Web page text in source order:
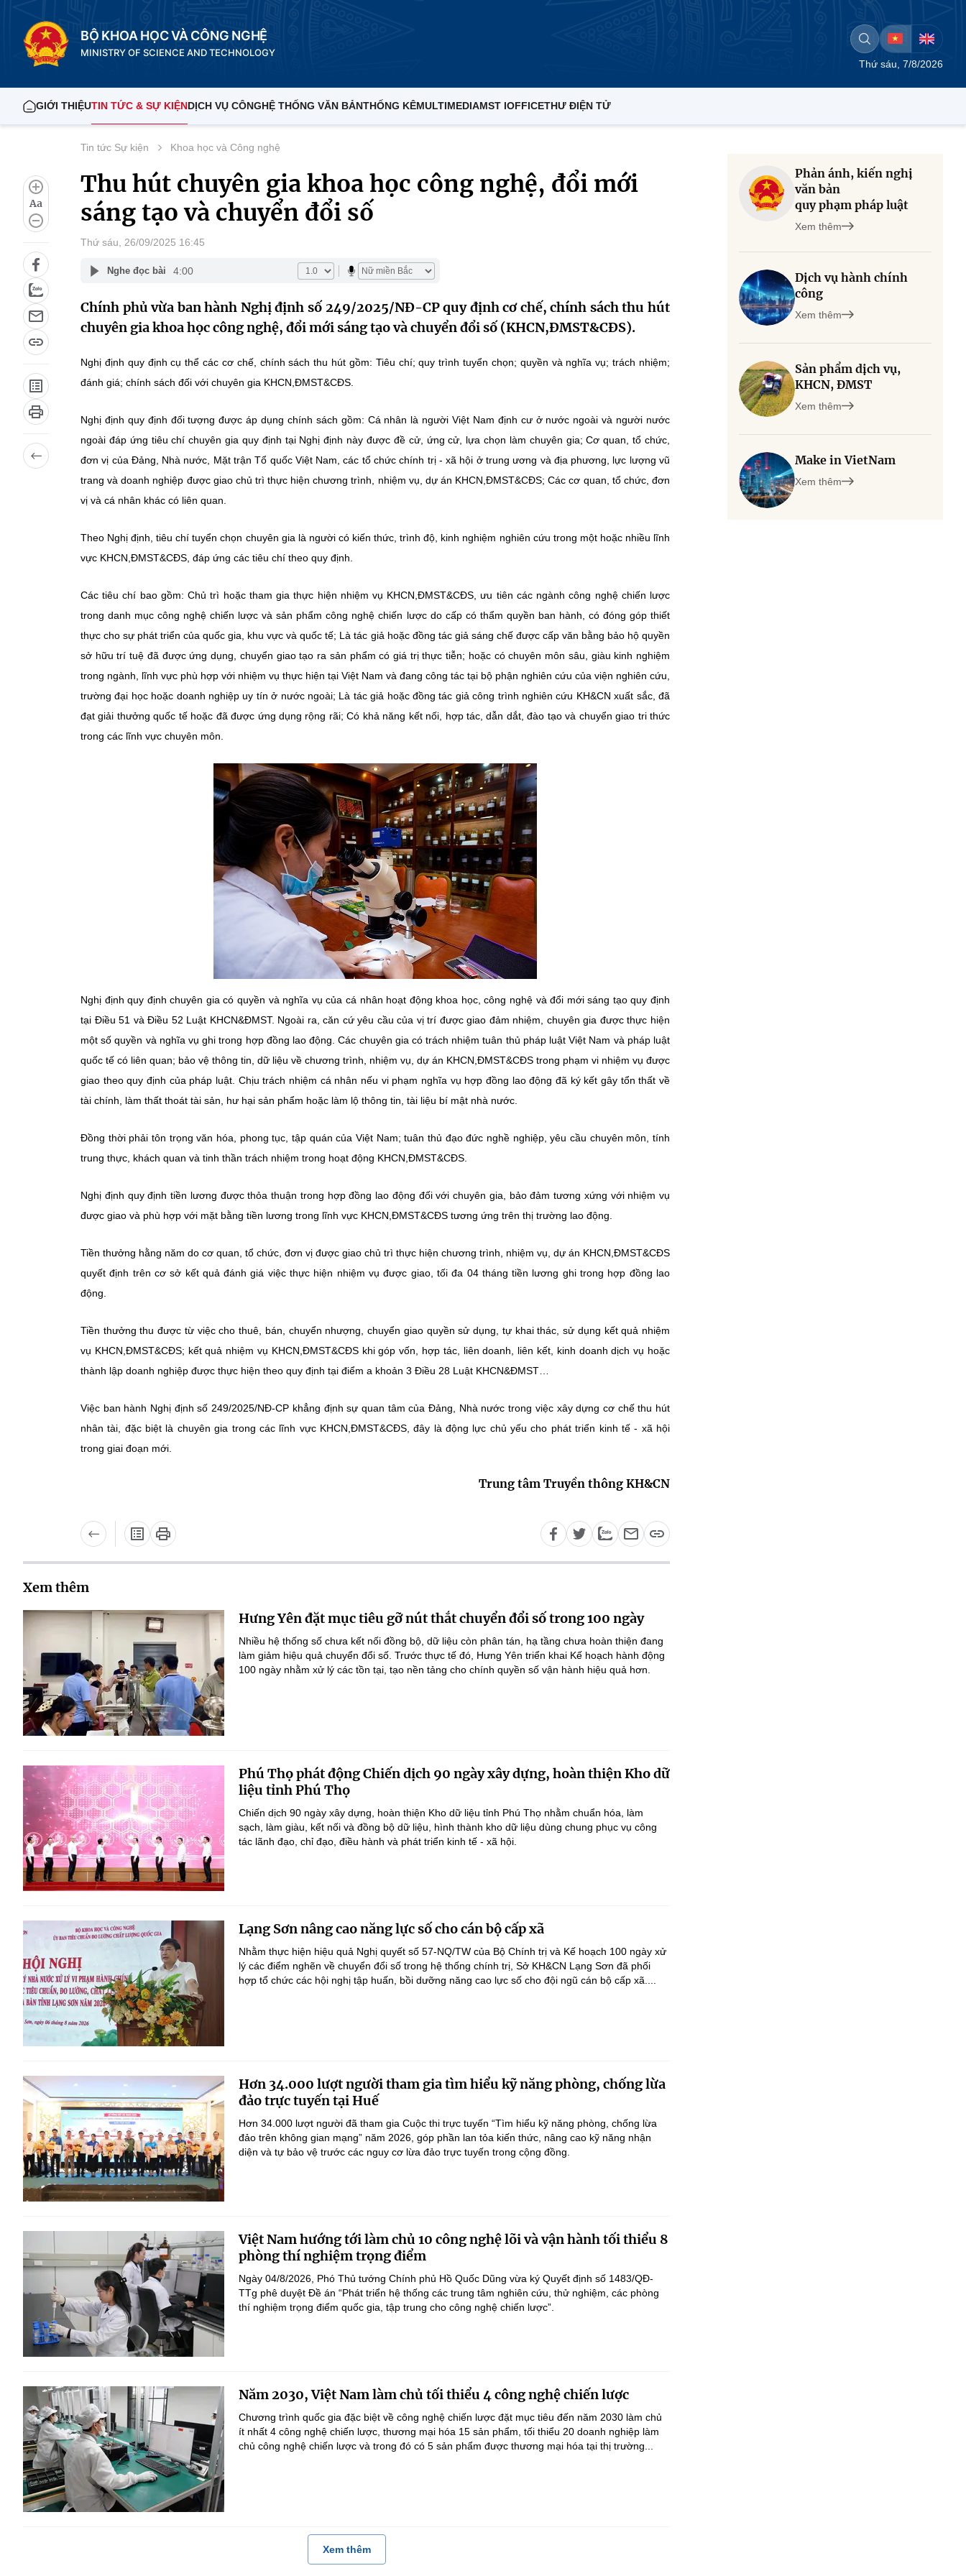
BỘ KHOA HỌC VÀ CÔNG NGHỆ
MINISTRY OF SCIENCE AND TECHNOLOGY
Thứ sáu, 7/8/2026
GIỚI THIỆUTIN TỨC & SỰ KIỆNDỊCH VỤ CÔNGHỆ THỐNG VĂN BẢNTHỐNG KÊMULTIMEDIAMST IOFFICETHƯ ĐIỆN TỬ
Aa
Tin tức Sự kiện Khoa học và Công nghệ
Thu hút chuyên gia khoa học công nghệ, đổi mới
sáng tạo và chuyển đổi số
Thứ sáu, 26/09/2025 16:45
Nghe đọc bài 4:00
Chính phủ vừa ban hành Nghị định số 249/2025/NĐ-CP quy định cơ chế, chính sách thu hút
chuyên gia khoa học công nghệ, đổi mới sáng tạo và chuyển đổi số (KHCN,ĐMST&CĐS).
Nghị định quy định cụ thể các cơ chế, chính sách thu hút gồm: Tiêu chí; quy trình tuyển chọn; quyền và nghĩa vụ; trách nhiệm;
đánh giá; chính sách đối với chuyên gia KHCN,ĐMST&CĐS.
Nghị định quy định đối tượng được áp dụng chính sách gồm: Cá nhân là người Việt Nam định cư ở nước ngoài và người nước
ngoài đáp ứng tiêu chí chuyên gia quy định tại Nghị định này được đề cử, ứng cử, lựa chọn làm chuyên gia; Cơ quan, tổ chức,
đơn vị của Đảng, Nhà nước, Mặt trận Tổ quốc Việt Nam, các tổ chức chính trị - xã hội ở trung ương và địa phương, lực lượng vũ
trang và doanh nghiệp được giao chủ trì thực hiện chương trình, nhiệm vụ, dự án KHCN,ĐMST&CĐS; Các cơ quan, tổ chức, đơn
vị và cá nhân khác có liên quan.
Theo Nghị định, tiêu chí tuyển chọn chuyên gia là người có kiến thức, trình độ, kinh nghiệm nghiên cứu trong một hoặc nhiều lĩnh
vực KHCN,ĐMST&CĐS, đáp ứng các tiêu chí theo quy định.
Các tiêu chí bao gồm: Chủ trì hoặc tham gia thực hiện nhiệm vụ KHCN,ĐMST&CĐS, ưu tiên các ngành công nghệ chiến lược
trong danh mục công nghệ chiến lược và sản phẩm công nghệ chiến lược do cấp có thẩm quyền ban hành, có đóng góp thiết
thực cho sự phát triển của quốc gia, khu vực và quốc tế; Là tác giả hoặc đồng tác giả sáng chế được cấp văn bằng bảo hộ quyền
sở hữu trí tuệ đã được ứng dụng, chuyển giao tạo ra sản phẩm có giá trị thực tiễn; hoặc có chuyên môn sâu, giàu kinh nghiệm
trong ngành, lĩnh vực phù hợp với nhiệm vụ thực hiện tại Việt Nam và đang công tác tại bộ phận nghiên cứu của viện nghiên cứu,
trường đại học hoặc doanh nghiệp uy tín ở nước ngoài; Là tác giả hoặc đồng tác giả công trình nghiên cứu KH&CN xuất sắc, đã
đạt giải thưởng quốc tế hoặc đã được ứng dụng rộng rãi; Có khả năng kết nối, hợp tác, dẫn dắt, đào tạo và chuyển giao tri thức
trong các lĩnh vực chuyên môn.
Nghị định quy định chuyên gia có quyền và nghĩa vụ của cá nhân hoạt động khoa học, công nghệ và đổi mới sáng tạo quy định
tại Điều 51 và Điều 52 Luật KHCN&ĐMST. Ngoài ra, căn cứ yêu cầu của vị trí được giao đảm nhiệm, chuyên gia được thực hiện
một số quyền và nghĩa vụ ghi trong hợp đồng lao động. Các chuyên gia có trách nhiệm tuân thủ pháp luật Việt Nam và pháp luật
quốc tế có liên quan; bảo vệ thông tin, dữ liệu về chương trình, nhiệm vụ, dự án KHCN,ĐMST&CĐS trong phạm vi nhiệm vụ được
giao theo quy định của pháp luật. Chịu trách nhiệm cá nhân nếu vi phạm nghĩa vụ hợp đồng lao động đã ký kết gây tổn thất về
tài chính, làm thất thoát tài sản, hư hại sản phẩm hoặc làm lộ thông tin, tài liệu bí mật nhà nước.
Đồng thời phải tôn trọng văn hóa, phong tục, tập quán của Việt Nam; tuân thủ đạo đức nghề nghiệp, yêu cầu chuyên môn, tính
trung thực, khách quan và tinh thần trách nhiệm trong hoạt động KHCN,ĐMST&CĐS.
Nghị định quy định tiền lương được thỏa thuận trong hợp đồng lao động đối với chuyên gia, bảo đảm tương xứng với nhiệm vụ
được giao và phù hợp với mặt bằng tiền lương trong lĩnh vực KHCN,ĐMST&CĐS tương ứng trên thị trường lao động.
Tiền thưởng hằng năm do cơ quan, tổ chức, đơn vị được giao chủ trì thực hiện chương trình, nhiệm vụ, dự án KHCN,ĐMST&CĐS
quyết định trên cơ sở kết quả đánh giá việc thực hiện nhiệm vụ được giao, tối đa 04 tháng tiền lương ghi trong hợp đồng lao
động.
Tiền thưởng thu được từ việc cho thuê, bán, chuyển nhượng, chuyển giao quyền sử dụng, tự khai thác, sử dụng kết quả nhiệm
vụ KHCN,ĐMST&CĐS; kết quả nhiệm vụ KHCN,ĐMST&CĐS khi góp vốn, hợp tác, liên doanh, liên kết, kinh doanh dịch vụ hoặc
thành lập doanh nghiệp được thực hiện theo quy định tại điểm a khoản 3 Điều 28 Luật KHCN&ĐMST…
Việc ban hành Nghị định số 249/2025/NĐ-CP khẳng định sự quan tâm của Đảng, Nhà nước trong việc xây dựng cơ chế thu hút
nhân tài, đặc biệt là chuyên gia trong các lĩnh vực KHCN,ĐMST&CĐS, đây là động lực chủ yếu cho phát triển kinh tế - xã hội
trong giai đoạn mới.
Trung tâm Truyền thông KH&CN
Xem thêm
Hưng Yên đặt mục tiêu gỡ nút thắt chuyển đổi số trong 100 ngày
Nhiều hệ thống số chưa kết nối đồng bộ, dữ liệu còn phân tán, hạ tầng chưa hoàn thiện đang
làm giảm hiệu quả chuyển đổi số. Trước thực tế đó, Hưng Yên triển khai Kế hoạch hành động
100 ngày nhằm xử lý các tồn tại, tạo nền tảng cho chính quyền số vận hành hiệu quả hơn.
Phú Thọ phát động Chiến dịch 90 ngày xây dựng, hoàn thiện Kho dữ
liệu tỉnh Phú Thọ
Chiến dịch 90 ngày xây dựng, hoàn thiện Kho dữ liệu tỉnh Phú Thọ nhằm chuẩn hóa, làm
sạch, làm giàu, kết nối và đồng bộ dữ liệu, hình thành kho dữ liệu dùng chung phục vụ công
tác lãnh đạo, chỉ đạo, điều hành và phát triển kinh tế - xã hội.
Lạng Sơn nâng cao năng lực số cho cán bộ cấp xã
Nhằm thực hiện hiệu quả Nghị quyết số 57-NQ/TW của Bộ Chính trị và Kế hoạch 100 ngày xử
lý các điểm nghẽn về chuyển đổi số trong hệ thống chính trị, Sở KH&CN Lạng Sơn đã phối
hợp tổ chức các hội nghị tập huấn, bồi dưỡng năng cao lực số cho đội ngũ cán bộ cấp xã....
Hơn 34.000 lượt người tham gia tìm hiểu kỹ năng phòng, chống lừa
đảo trực tuyến tại Huế
Hơn 34.000 lượt người đã tham gia Cuộc thi trực tuyến “Tìm hiểu kỹ năng phòng, chống lừa
đảo trên không gian mạng” năm 2026, góp phần lan tỏa kiến thức, nâng cao kỹ năng nhận
diện và tự bảo vệ trước các nguy cơ lừa đảo trực tuyến trong cộng đồng.
Việt Nam hướng tới làm chủ 10 công nghệ lõi và vận hành tối thiểu 8
phòng thí nghiệm trọng điểm
Ngày 04/8/2026, Phó Thủ tướng Chính phủ Hồ Quốc Dũng vừa ký Quyết định số 1483/QĐ-
TTg phê duyệt Đề án “Phát triển hệ thống các trung tâm nghiên cứu, thử nghiệm, các phòng
thí nghiệm trọng điểm quốc gia, tập trung cho công nghệ chiến lược”.
Năm 2030, Việt Nam làm chủ tối thiểu 4 công nghệ chiến lược
Chương trình quốc gia đặc biệt về công nghệ chiến lược đặt mục tiêu đến năm 2030 làm chủ
ít nhất 4 công nghệ chiến lược, thương mại hóa 15 sản phẩm, tối thiểu 20 doanh nghiệp làm
chủ công nghệ chiến lược và trong đó có 5 sản phẩm được thương mại hóa tại thị trường...
Xem thêm
Phản ánh, kiến nghị
văn bản
quy phạm pháp luật
Xem thêm
Dịch vụ hành chính
công
Xem thêm
Sản phẩm dịch vụ,
KHCN, ĐMST
Xem thêm
Make in VietNam
Xem thêm